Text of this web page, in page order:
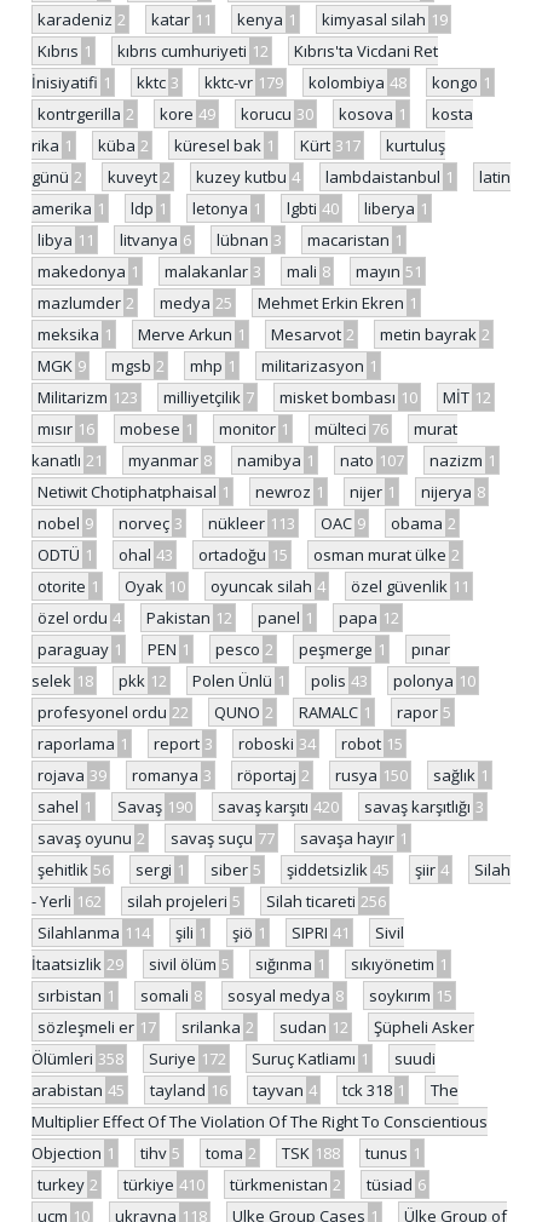
karadeniz 2 katar 11 kenya 1 kimyasal silah 19
Kıbrıs 1 kıbrıs cumhuriyeti 12
Kıbrıs'ta Vicdani Ret
İnisiyatifi 1 kktc 3 kktc-vr 179 kolombiya 48 kongo 1
kontrgerilla 2 kore 49 korucu 30 kosova 1
kosta
rika 1 küba 2 küresel bak 1 Kürt 317
kurtuluş
günü 2 kuveyt 2 kuzey kutbu 4 lambdaistanbul 1
latin
amerika 1 ldp 1 letonya 1 lgbti 40 liberya 1
libya 11 litvanya 6 lübnan 3 macaristan 1
makedonya 1 malakanlar 3 mali 8 mayın 51
mazlumder 2 medya 25 Mehmet Erkin Ekren 1
meksika 1 Merve Arkun 1 Mesarvot 2 metin bayrak 2
MGK 9 mgsb 2 mhp 1 militarizasyon 1
Militarizm 123 milliyetçilik 7 misket bombası 10 MİT 12
mısır 16 mobese 1 monitor 1 mülteci 76
murat
kanatlı 21 myanmar 8 namibya 1 nato 107 nazizm 1
Netiwit Chotiphatphaisal 1 newroz 1 nijer 1 nijerya 8
nobel 9 norveç 3 nükleer 113 OAC 9 obama 2
ODTÜ 1 ohal 43 ortadoğu 15 osman murat ülke 2
otorite 1 Oyak 10 oyuncak silah 4 özel güvenlik 11
özel ordu 4 Pakistan 12 panel 1 papa 12
paraguay 1 PEN 1 pesco 2 peşmerge 1
pınar
selek 18 pkk 12 Polen Ünlü 1 polis 43 polonya 10
profesyonel ordu 22 QUNO 2 RAMALC 1 rapor 5
raporlama 1 report 3 roboski 34 robot 15
rojava 39 romanya 3 röportaj 2 rusya 150 sağlık 1
sahel 1 Savaş 190 savaş karşıtı 420 savaş karşıtlığı 3
savaş oyunu 2 savaş suçu 77 savaşa hayır 1
şehitlik 56 sergi 1 siber 5 şiddetsizlik 45 şiir 4
Silah
- Yerli 162 silah projeleri 5 Silah ticareti 256
Silahlanma 114 şili 1 şiö 1 SIPRI 41
Sivil
İtaatsizlik 29 sivil ölüm 5 sığınma 1 sıkıyönetim 1
sırbistan 1 somali 8 sosyal medya 8 soykırım 15
sözleşmeli er 17 srilanka 2 sudan 12
Şüpheli Asker
Ölümleri 358 Suriye 172 Suruç Katliamı 1
suudi
arabistan 45 tayland 16 tayvan 4 tck 318 1
The
Multiplier Effect Of The Violation Of The Right To Conscientious
Objection 1 tihv 5 toma 2 TSK 188 tunus 1
turkey 2 türkiye 410 türkmenistan 2 tüsiad 6
ucm 10 ukrayna 118 Ulke Group Cases 1
Ülke Group of